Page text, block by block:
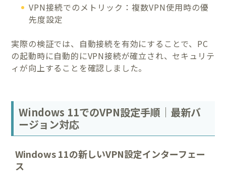
VPN接続でのメトリック：複数VPN使用時の優
先度設定
実際の検証では、自動接続を有効にすることで、PC
の起動時に自動的にVPN接続が確立され、セキュリテ
ィが向上することを確認しました。
Windows 11でのVPN設定手順｜最新バ
ージョン対応
Windows 11の新しいVPN設定インターフェー
ス